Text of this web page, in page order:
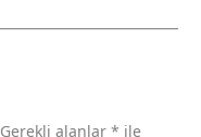
Gerekli alanlar * ile